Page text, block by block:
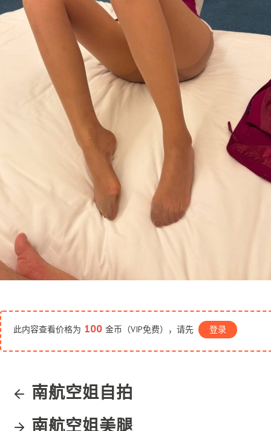
此内容查看价格为 100 金币（VIP免费），请先 登录
南航空姐自拍
南航空姐美腿